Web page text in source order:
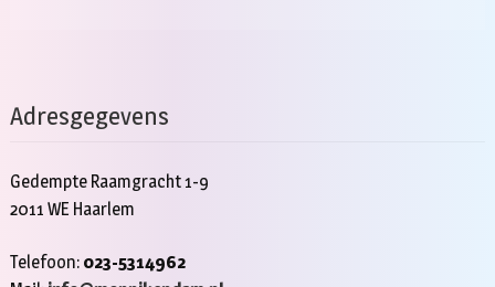
Adresgegevens
Gedempte Raamgracht 1-9
2011 WE Haarlem
Telefoon: 023-5314962